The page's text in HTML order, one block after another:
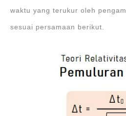
waktu yang terukur oleh
sesuai persamaan berikut.